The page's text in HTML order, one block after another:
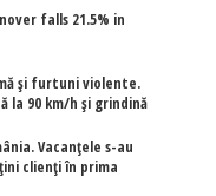
falls 21.5% in
și furtuni violente.
la 90 km/h și grindină
Vacanțele s-au
clienți în prima